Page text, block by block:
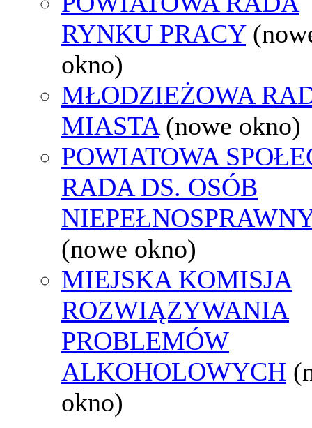
RYNKU PRACY
okno)
MŁODZIEŻOWA
MIASTA (nowe okno)
POWIATOWA
RADA DS. OSÓB
(nowe okno)
MIEJSKA KOMISJA
ROZWIĄZYWANIA
PROBLEMÓW
ALKOHOLOWYCH
okno)